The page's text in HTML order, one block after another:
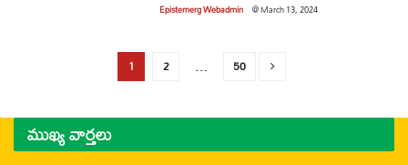
Epistemerg Webadmin @March 13, 2024
1 2 … 50
ముఖ్య వార్తలు